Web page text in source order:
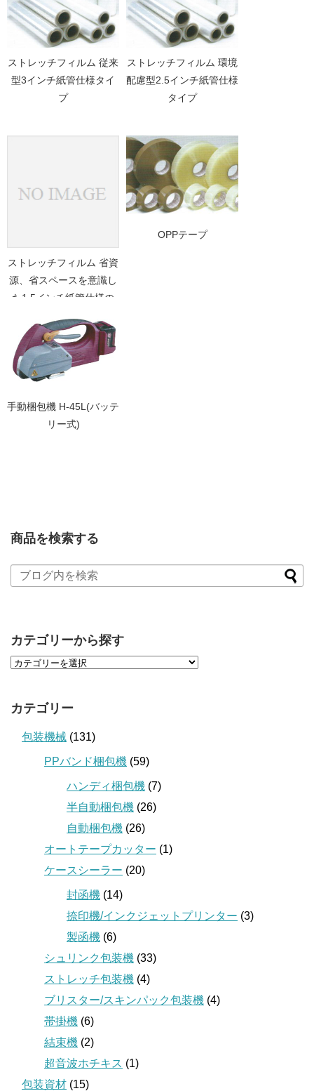
ストレッチフィルム 従来
型3インチ紙管仕様タイ
プ
ストレッチフィルム 環境
配慮型2.5インチ紙管仕様
タイプ
ストレッチフィルム 省資
源、省スペースを意識し
た1.5インチ紙管仕様の
OPPテープ
手動梱包機 H-45L(バッテ
リー式)
商品を検索する
カテゴリーから探す
カテゴリー
包装機械 (131)
PPバンド梱包機 (59)
ハンディ梱包機 (7)
半自動梱包機 (26)
自動梱包機 (26)
オートテープカッター (1)
ケースシーラー (20)
封函機 (14)
捺印機/インクジェットプリンター (3)
製函機 (6)
シュリンク包装機 (33)
ストレッチ包装機 (4)
ブリスター/スキンパック包装機 (4)
帯掛機 (6)
結束機 (2)
超音波ホチキス (1)
包装資材 (15)